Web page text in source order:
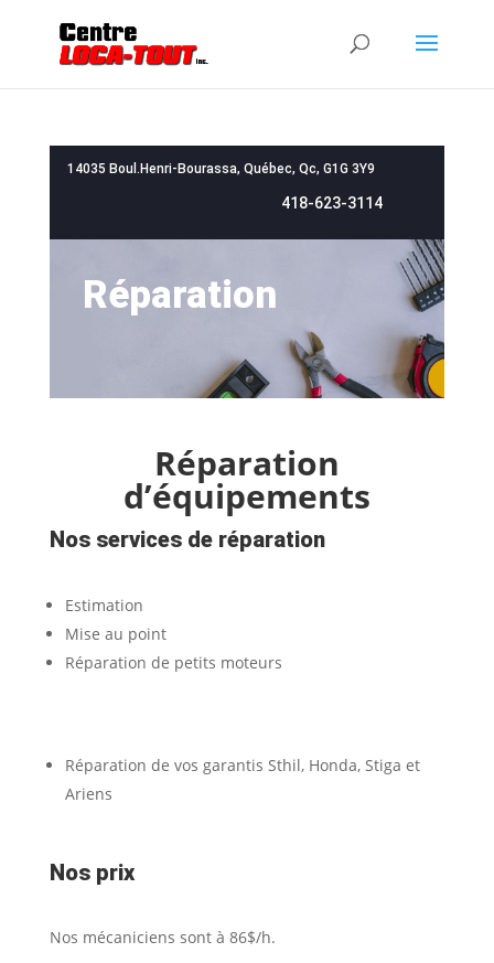
14035 Boul.Henri-Bourassa, Québec, Qc, G1G 3Y9
418-623-3114
Réparation
Réparation
d’équipements
Nos services de réparation
Estimation
Mise au point
Réparation de petits moteurs
Réparation de vos garantis Sthil, Honda, Stiga et
Ariens
Nos prix
Nos mécaniciens sont à 86$/h.